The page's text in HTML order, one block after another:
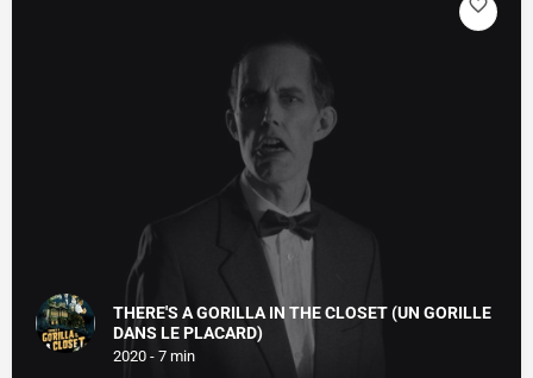
THERE'S A GORILLA IN THE CLOSET (UN GORILLE
DANS LE PLACARD)
2020 - 7 min